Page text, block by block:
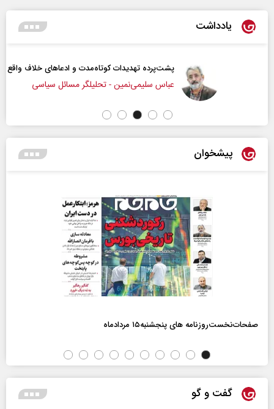
یادداشت
پشت‌پرده تهدیدات کوتاه‏‌مدت و ادعا‌های خلاف واقع آمریکا
عباس سلیمی‌نمین - تحلیلگر مسائل سیاسی
پیشخوان
صفحات‌نخست‌روزنامه ها‌ی پنجشنبه‌۱۵ مردادماه
گفت و گو